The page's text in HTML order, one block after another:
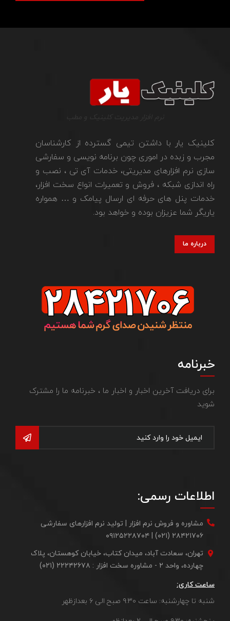
کلینیک یار با داشتن تیمی گسترده از کارشناسان
مجرب و زبده در اموری چون برنامه نویسی و سفارشی
سازی نرم افزارهای مدیریتی، خدمات آی تی ، نصب و
راه اندازی شبکه ، فروش و تعمیرات انواع سخت افزار،
خدمات پنل های حرفه ای ارسال پیامک و … همواره
یاریگر شما عزیزان بوده و خواهد بود.
درباره ما
خبرنامه
برای دریافت آخرین اخبار و اخبار ما ، خبرنامه ما را مشترک
شوید
اطلاعات رسمی:
مشاوره و فروش نرم افزار | تولید نرم افزارهای سفارشی
۲۸۴۲۱۷۰۶ (۰۲۱) | ۰۹۱۲۵۲۲۸۷۰۴
تهران، سعادت آباد، میدان کتاب، خیابان کوهستان، پلاک
چهارده، واحد ۲ - مشاوره سخت افزار : ۲۲۲۴۲۶۷۸ (۰۲۱)
ساعت کاری:
شنبه تا چهارشنبه: ساعت ۹:۳۰ صبح الی ۶ بعدازظهر